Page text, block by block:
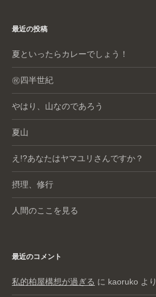
o
最近の投稿
夏といったらカレーでしょう！
㊗️四半世紀
やはり、山なのであろう
夏山
え!?あなたはヤマユリさんですか？
摂理、修行
人間のここを見る
最近のコメント
私的柏屋構想が過ぎる に kaoruko より